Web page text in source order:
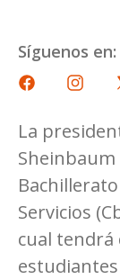
Síguenos en:
La
Servicios
cual tendrá